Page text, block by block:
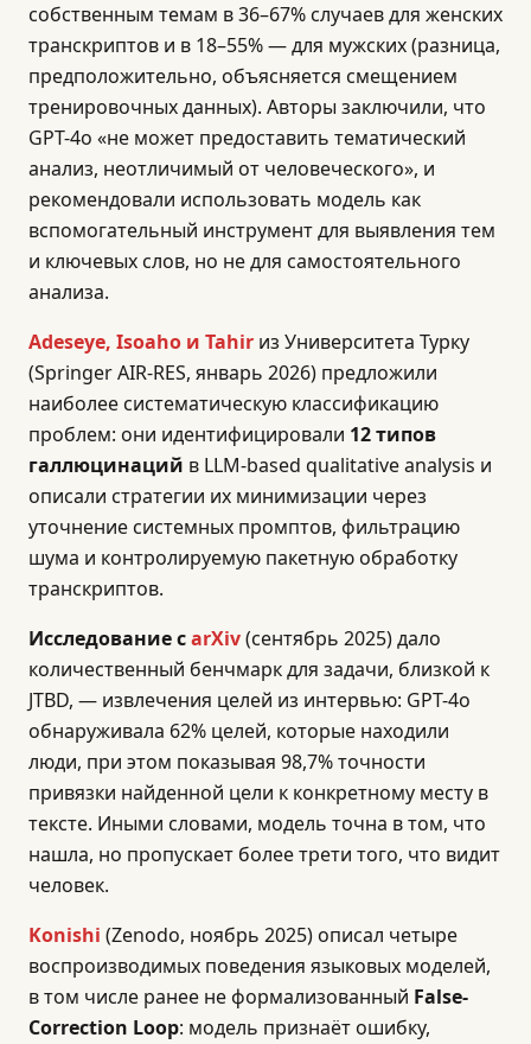
собственным темам в 36–67% случаев для женских
транскриптов и в 18–55% — для мужских (разница,
предположительно, объясняется смещением
тренировочных данных). Авторы заключили, что
GPT-4o «не может предоставить тематический
анализ, неотличимый от человеческого», и
рекомендовали использовать модель как
вспомогательный инструмент для выявления тем
и ключевых слов, но не для самостоятельного
анализа.
Adeseye, Isoaho и Tahir из Университета Турку
(Springer AIR-RES, январь 2026) предложили
наиболее систематическую классификацию
проблем: они идентифицировали 12 типов
галлюцинаций в LLM-based qualitative analysis и
описали стратегии их минимизации через
уточнение системных промптов, фильтрацию
шума и контролируемую пакетную обработку
транскриптов.
Исследование сarXiv(сентябрь 2025) дало
количественный бенчмарк для задачи, близкой к
JTBD, — извлечения целей из интервью: GPT-4o
обнаруживала 62% целей, которые находили
люди, при этом показывая 98,7% точности
привязки найденной цели к конкретному месту в
тексте. Иными словами, модель точна в том, что
нашла, но пропускает более трети того, что видит
человек.
Konishi (Zenodo, ноябрь 2025) описал четыре
воспроизводимых поведения языковых моделей,
в том числе ранее не формализованный False-
Correction Loop: модель признаёт ошибку,